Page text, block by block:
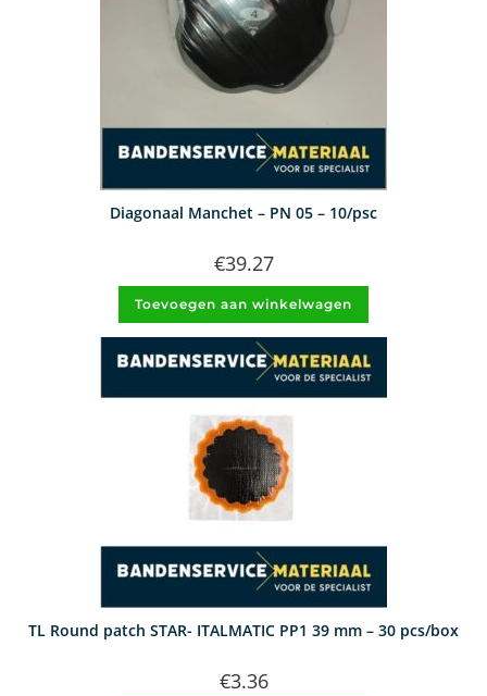
Diagonaal Manchet – PN 05 – 10/psc
€39.27
Toevoegen aan winkelwagen
TL Round patch STAR- ITALMATIC PP1 39 mm – 30 pcs/box
€3.36